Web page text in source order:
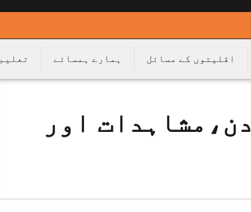
اقلیتوں کے مسائل ہمارے ہمسائے تعلیم
وادی کشمیر میں 20دن،مشاہدات اور